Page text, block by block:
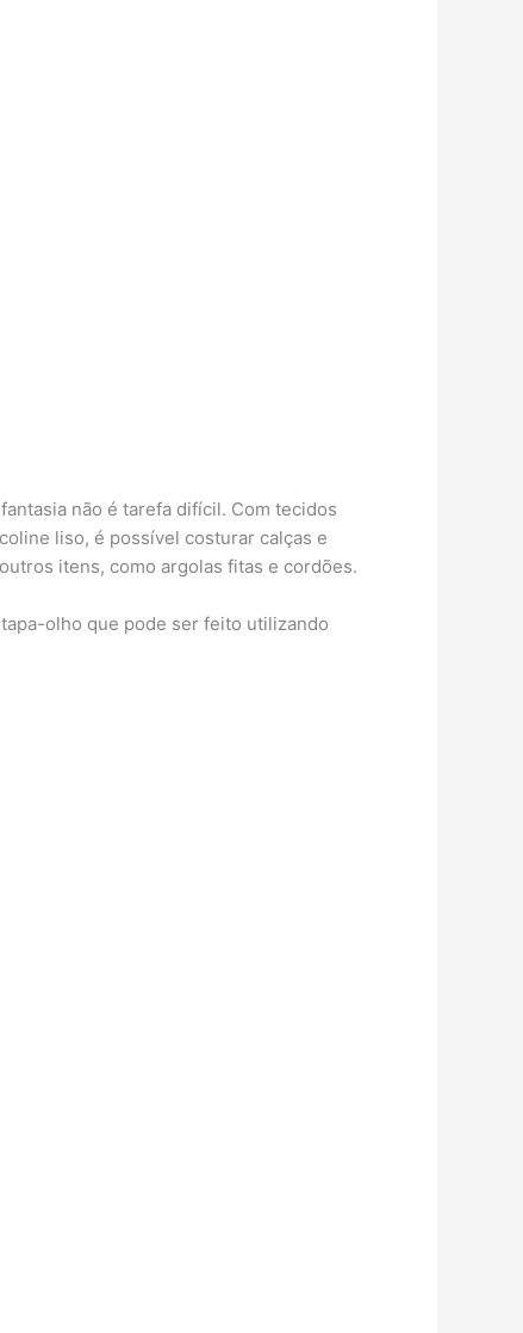
não é tarefa difícil. Com tecidos
liso, é possível costurar calças e
itens, como argolas fitas e cordões.
olho que pode ser feito utilizando